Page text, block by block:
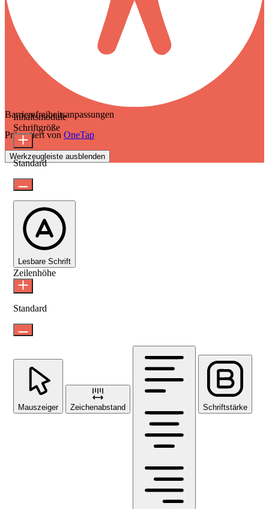
Barrierefreiheitsanpassungen
Präsentiert von OneTap
Werkzeugleiste ausblenden
Inhaltsmodule
Schriftgröße
Standard
Lesbare Schrift
Zeilenhöhe
Standard
Mauszeiger Zeichenabstand Schriftstärke